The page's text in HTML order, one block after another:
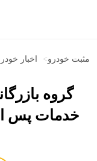
مثبت خودرو> اخبار
گروه
خدمات پس